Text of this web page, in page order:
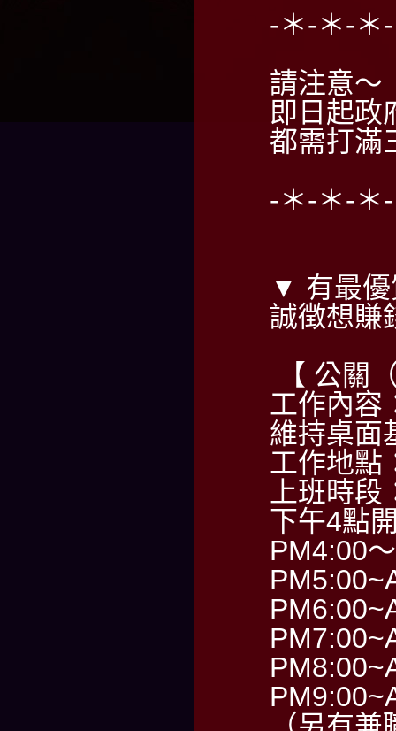
-＊-＊-＊
請注意～
即日起政
都需打滿
-＊-＊-＊
▼ 有最
誠徴想賺
【 公關
工作內容
維持桌面
工作地點
上班時段
下午4點
PM4:00